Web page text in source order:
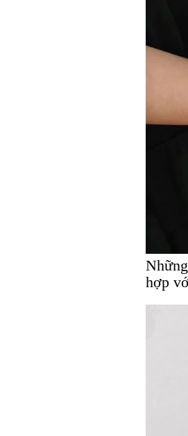
hợp